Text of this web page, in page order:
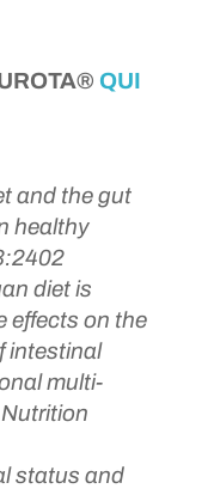
QUI
and the gut
healthy
diet is
effects on the
intestinal
multi-
status and